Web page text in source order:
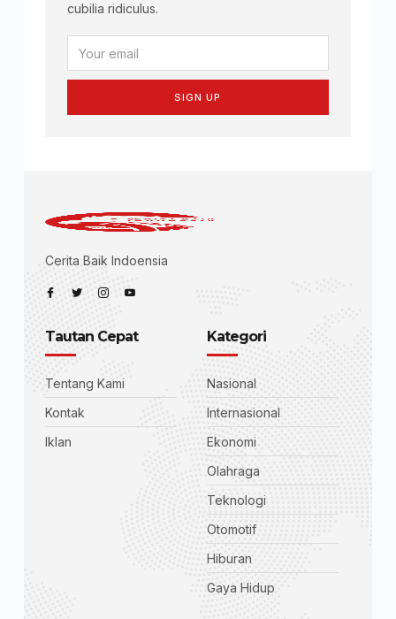
cubilia ridiculus.
SIGN UP
Cerita Baik Indoensia
Tautan Cepat
Tentang Kami
Kontak
Iklan
Kategori
Nasional
Internasional
Ekonomi
Olahraga
Teknologi
Otomotif
Hiburan
Gaya Hidup